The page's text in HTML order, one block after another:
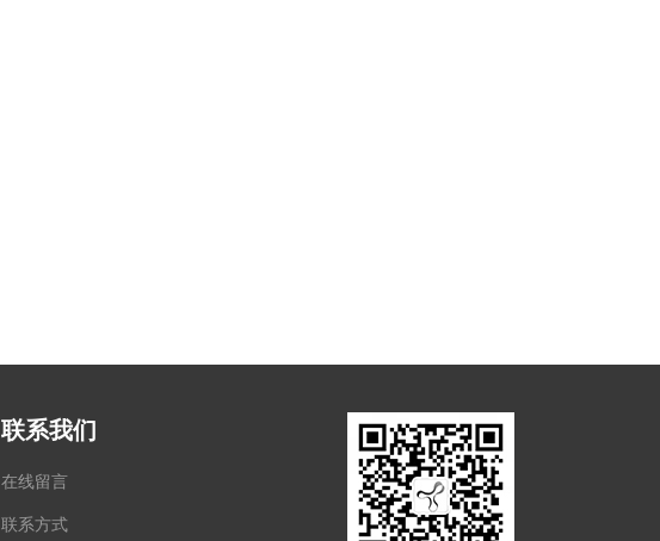
联系我们
在线留言
联系方式